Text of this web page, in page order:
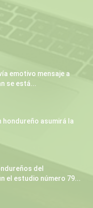
emotivo mensaje a
se está...
hondureño asumirá la
del
el estudio número 79...